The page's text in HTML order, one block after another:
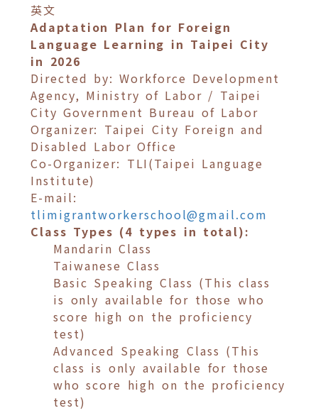
英文
Adaptation Plan for Foreign
Language Learning in Taipei City
in 2026
Directed by: Workforce Development
Agency, Ministry of Labor / Taipei
City Government Bureau of Labor
Organizer: Taipei City Foreign and
Disabled Labor Office
Co-Organizer: TLI(Taipei Language
Institute)
E-mail:
tlimigrantworkerschool@gmail.com
Class Types (4 types in total):
Mandarin Class
Taiwanese Class
Basic Speaking Class (This class
is only available for those who
score high on the proficiency
test)
Advanced Speaking Class (This
class is only available for those
who score high on the proficiency
test)